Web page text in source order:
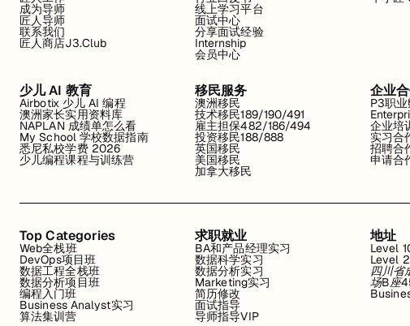
成为导师
匠人导师
联系我们
匠人商店J3.Club
线上学习平台
面试中心
分享面试经验
Internship
会员中心
少儿 AI 教育
Airbotix 少儿 AI 编程
澳洲家长实用资料库
NAPLAN 成绩单怎么看
My School 学校数据指南
悉尼私校学费 2026
少儿编程课程与训练营
移民服务
澳洲移民
技术移民189/190/491
雇主担保482/186/494
投资移民188/888
英国移民
美国移民
加拿大移民
企业
P3职
企业培
实习合
招聘合
申请合
Top Categories
Web全栈班
DevOps项目班
数据工程全栈班
数据分析项目班
编程入门班
Business Analyst实习
算法集训营
求职就业
BA和产品经理实习
数据科学实习
数据分析实习
Marketing实习
简历修改
面试指导
导师指导VIP
地址
Level
Level
四川省
场B座